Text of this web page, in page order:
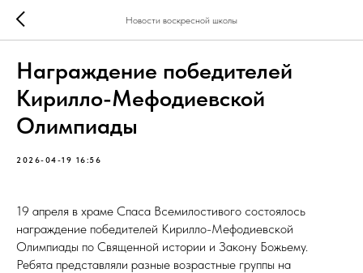
Новости воскресной школы
Награждение победителей
Кирилло-Мефодиевской
Олимпиады
2026-04-19 16:56
19 апреля в храме Спаса Всемилостивого состоялось
награждение победителей Кирилло-Мефодиевской
Олимпиады по Священной истории и Закону Божьему.
Ребята представляли разные возрастные группы на